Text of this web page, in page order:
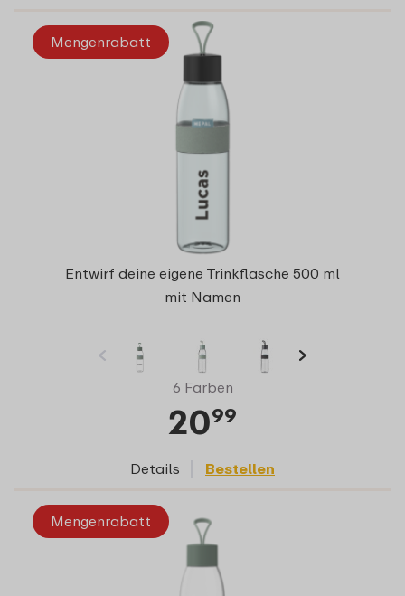
Mengenrabatt
Entwirf deine eigene Trinkflasche 500 ml
mit Namen
6 Farben
2099
Details Bestellen
Mengenrabatt